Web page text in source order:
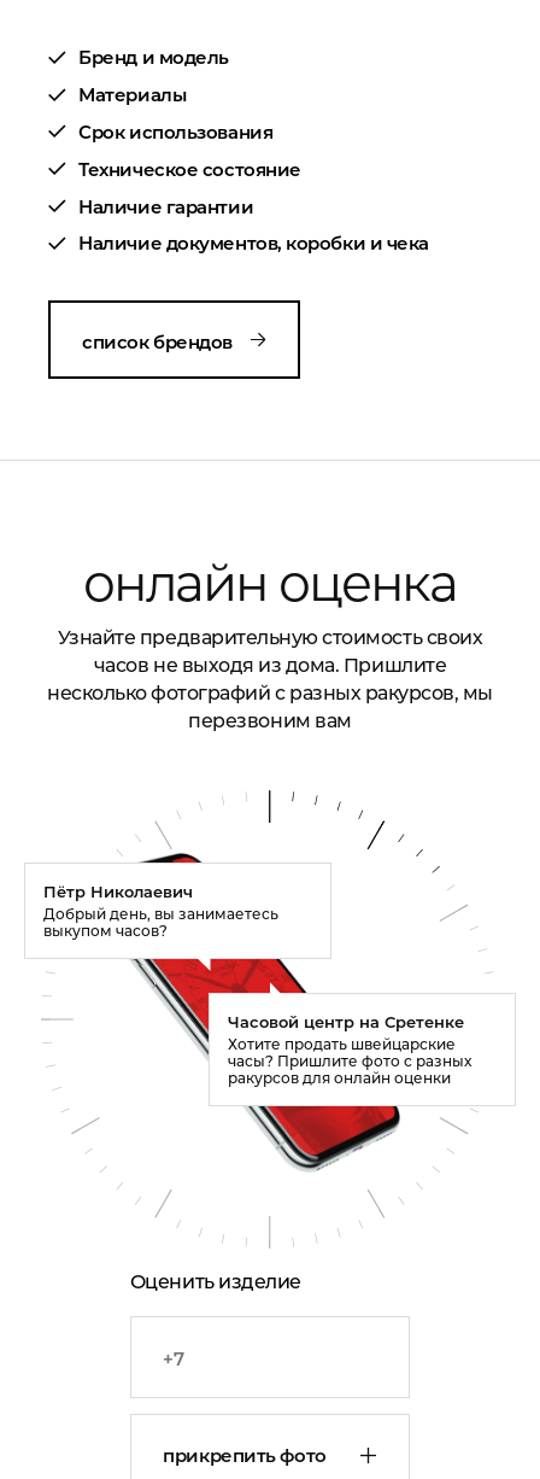
Бренд и модель
Материалы
Срок использования
Техническое состояние
Наличие гарантии
Наличие документов, коробки и чека
список брендов
онлайн оценка
Узнайте предварительную стоимость своих
часов не выходя из дома. Пришлите
несколько фотографий с разных ракурсов, мы
перезвоним вам
Пётр Николаевич
Добрый день, вы занимаетесь
выкупом часов?
Часовой центр на Сретенке
Хотите продать швейцарские
часы? Пришлите фото с разных
ракурсов для онлайн оценки
Оценить изделие
прикрепить фото